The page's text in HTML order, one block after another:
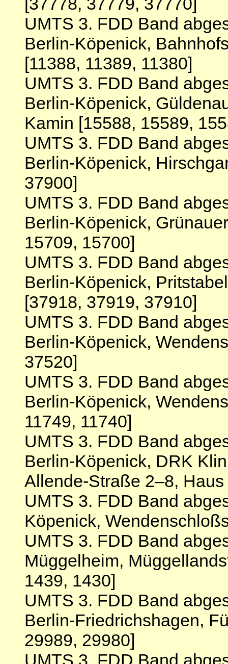
UMTS 3. FDD Band
Berlin-Köpenick,
[11388, 11389, 11380]
UMTS 3. FDD Band
Berlin-Köpenick,
Kamin [15588, 15589,
UMTS 3. FDD Band
Berlin-Köpenick,
37900]
UMTS 3. FDD Band
Berlin-Köpenick,
15709, 15700]
UMTS 3. FDD Band
Berlin-Köpenick,
[37918, 37919, 37910]
UMTS 3. FDD Band
Berlin-Köpenick,
37520]
UMTS 3. FDD Band
Berlin-Köpenick,
11749, 11740]
UMTS 3. FDD Band
Berlin-Köpenick, DRK
Allende-Straße 2–8,
UMTS 3. FDD Band
Köpenick,
UMTS 3. FDD Band
Müggelheim,
1439, 1430]
UMTS 3. FDD Band
Berlin-Friedrichshagen,
29989, 29980]
UMTS 3. FDD Band